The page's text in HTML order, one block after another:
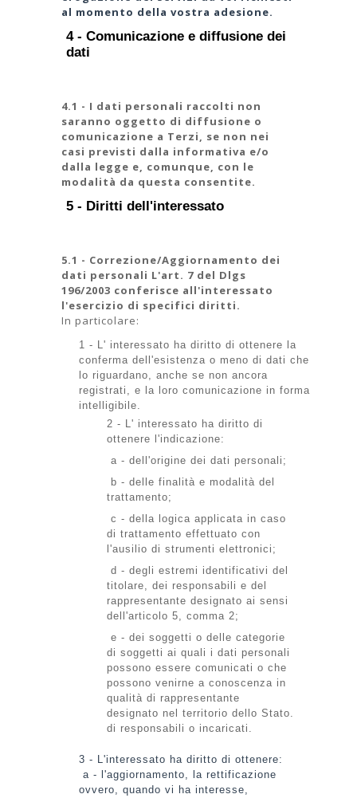
al momento della vostra adesione.
4 - Comunicazione e diffusione dei
dati
4.1 - I dati personali raccolti non
saranno oggetto di diffusione o
comunicazione a Terzi, se non nei
casi previsti dalla informativa e/o
dalla legge e, comunque, con le
modalità da questa consentite.
5 - Diritti dell'interessato
5.1 - Correzione/Aggiornamento dei
dati personali L'art. 7 del Dlgs
196/2003 conferisce all'interessato
l'esercizio di specifici diritti.
In particolare:
1 - L' interessato ha diritto di ottenere la
conferma dell'esistenza o meno di dati che
lo riguardano, anche se non ancora
registrati, e la loro comunicazione in forma
intelligibile.
2 - L' interessato ha diritto di
ottenere l'indicazione:
a - dell'origine dei dati personali;
b - delle finalità e modalità del
trattamento;
c - della logica applicata in caso
di trattamento effettuato con
l'ausilio di strumenti elettronici;
d - degli estremi identificativi del
titolare, dei responsabili e del
rappresentante designato ai sensi
dell'articolo 5, comma 2;
e - dei soggetti o delle categorie
di soggetti ai quali i dati personali
possono essere comunicati o che
possono venirne a conoscenza in
qualità di rappresentante
designato nel territorio dello Stato.
di responsabili o incaricati.
3 - L'interessato ha diritto di ottenere:
a - l'aggiornamento, la rettificazione
ovvero, quando vi ha interesse,